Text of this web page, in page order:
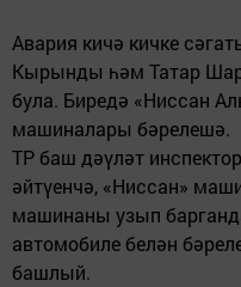
Авария кичә кичке
Кырынды һәм Татар
була. Биредә «Ниссан
машиналары бәрелешә.
ТР баш дәүләт
әйтүенчә, «Ниссан»
машинаны узып
автомобиле белән
башлый.